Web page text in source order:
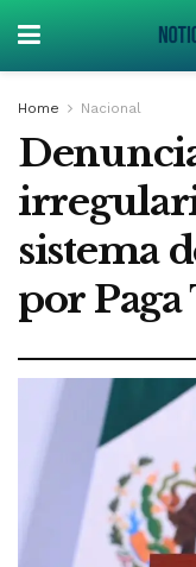
Home Nacional
sistema
por